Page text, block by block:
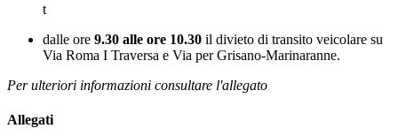
t
dalle ore 9.30 alle ore 10.30 il divieto di transito veicolare su
Via Roma I Traversa e Via per Grisano-Marinaranne.
Per ulteriori informazioni consultare l'allegato
Allegati